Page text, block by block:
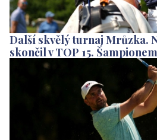
Další skvělý turnaj Mrůzka.
skončil v TOP 15.